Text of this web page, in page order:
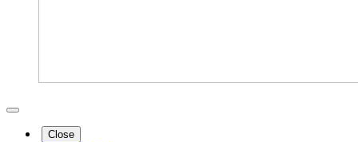
Close